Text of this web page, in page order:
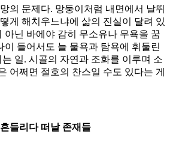
의 문제다. 망둥이처럼 내면에서 날뛰
게 해치우느냐에 삶의 진실이 달려 있
아닌 바에야 감히 무소유나 무욕을 꿈
이 들어서도 늘 물욕과 탐욕에 휘둘린
일. 시골의 자연과 조화를 이루며 소
어쩌면 절호의 찬스일 수도 있다는 게
들리다 떠날 존재들